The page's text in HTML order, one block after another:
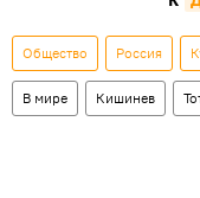
Общество Россия
В мире Кишинев